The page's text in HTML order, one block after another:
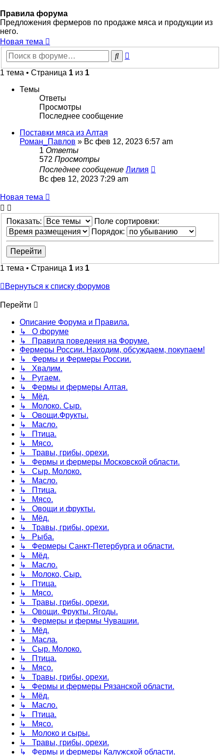
Правила форума
Предложения фермеров по продаже мяса и продукции из
него.
Новая тема
Поиск
1 тема • Страница 1 из 1
Темы
Ответы
Просмотры
Последнее сообщение
Поставки мяса из Алтая
Роман_Павлов » Вс фев 12, 2023 6:57 am
1 Ответы
572 Просмотры
Последнее сообщение Лилия
Вс фев 12, 2023 7:29 am
Новая тема
Показать:
Поле сортировки:
Порядок:
1 тема • Страница 1 из 1
Вернуться к списку форумов
Перейти
Описание Форума и Правила.
↳ О форуме
↳ Правила поведения на Форуме.
Фермеры России. Находим, обсуждаем, покупаем!
↳ Фермы и Фермеры России.
↳ Хвалим.
↳ Ругаем.
↳ Фермы и фермеры Алтая.
↳ Мёд.
↳ Молоко. Сыр.
↳ Овощи.Фрукты.
↳ Масло.
↳ Птица.
↳ Мясо.
↳ Травы, грибы, орехи.
↳ Фермы и фермеры Московской области.
↳ Сыр. Молоко.
↳ Масло.
↳ Птица.
↳ Мясо.
↳ Овощи и фрукты.
↳ Мёд.
↳ Травы, грибы, орехи.
↳ Рыба.
↳ Фермеры Санкт-Петербурга и области.
↳ Мёд.
↳ Масло.
↳ Молоко, Сыр.
↳ Птица.
↳ Мясо.
↳ Травы, грибы, орехи.
↳ Овощи. Фрукты. Ягоды.
↳ Фермеры и фермы Чувашии.
↳ Мёд.
↳ Масла.
↳ Сыр. Молоко.
↳ Птица.
↳ Мясо.
↳ Травы, грибы, орехи.
↳ Фермы и фермеры Рязанской области.
↳ Мёд.
↳ Масло.
↳ Птица.
↳ Мясо.
↳ Молоко и сыры.
↳ Травы, грибы, орехи.
↳ Фермы и фермеры Калужской области.